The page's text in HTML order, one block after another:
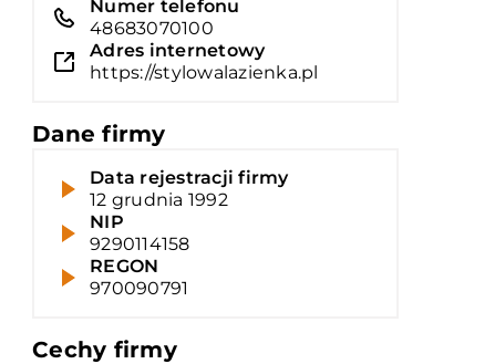
Numer telefonu
48683070100
Adres internetowy
https://stylowalazienka.pl
Dane firmy
Data rejestracji firmy
12 grudnia 1992
NIP
9290114158
REGON
970090791
Cechy firmy